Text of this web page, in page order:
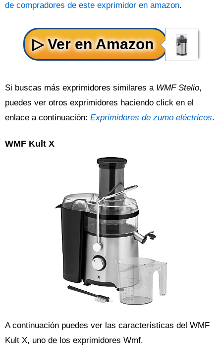
de compradores de este exprimidor en amazon.
Si buscas más exprimidores similares a WMF Stelio,
puedes ver otros exprimidores haciendo click en el
enlace a continuación: Exprimidores de zumo eléctricos.
WMF Kult X
A continuación puedes ver las características del WMF
Kult X, uno de los exprimidores Wmf.